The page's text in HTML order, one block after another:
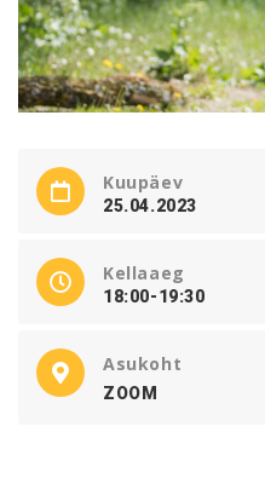
Kuupäev
25.04.2023
Kellaaeg
18:00-19:30
Asukoht
ZOOM